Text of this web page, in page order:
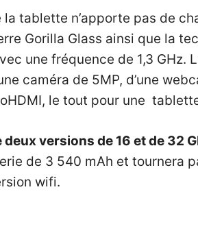
la tablette n’apporte pas de
Gorilla Glass ainsi que la
une fréquence de 1,3 GHz.
caméra de 5MP, d’une
le tout pour une
versions de 16 et de 32
de 3 540 mAh et tournera
wifi.